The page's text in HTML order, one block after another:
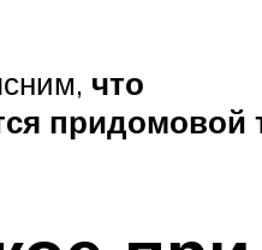
что
придомовой